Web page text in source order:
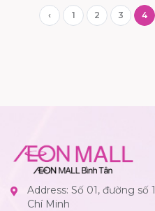
‹ 1 2 3 4
Address: Số 01, đường số
Chí Minh